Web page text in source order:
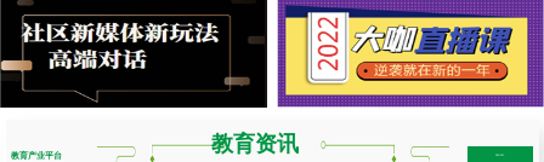
教育产业平台 教育资讯 more+